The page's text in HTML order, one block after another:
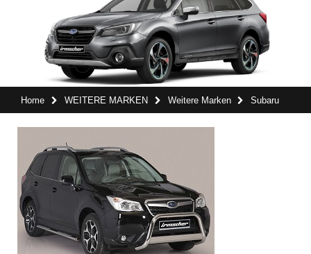
Home WEITERE MARKEN Weitere Marken Subaru